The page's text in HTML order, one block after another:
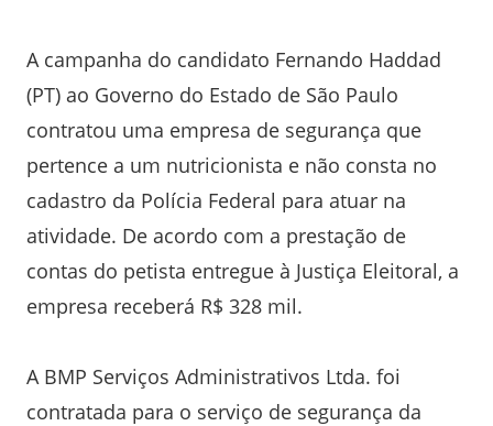
A campanha do candidato Fernando Haddad
(PT) ao Governo do Estado de São Paulo
contratou uma empresa de segurança que
pertence a um nutricionista e não consta no
cadastro da Polícia Federal para atuar na
atividade. De acordo com a prestação de
contas do petista entregue à Justiça Eleitoral, a
empresa receberá R$ 328 mil.
A BMP Serviços Administrativos Ltda. foi
contratada para o serviço de segurança da